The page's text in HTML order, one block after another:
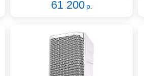
61 200 р.